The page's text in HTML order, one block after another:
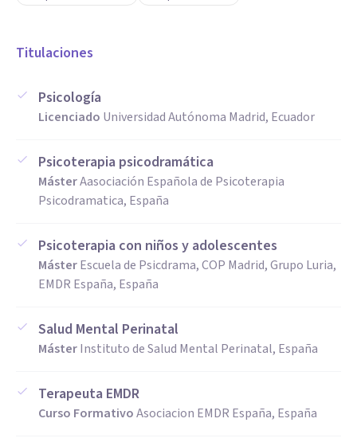
Titulaciones
Psicología
Licenciado Universidad Autónoma Madrid, Ecuador
Psicoterapia psicodramática
MásterAasociación Española de Psicoterapia
Psicodramatica, España
Psicoterapia con niños y adolescentes
MásterEscuela de Psicdrama, COP Madrid, Grupo Luria,
EMDR España, España
Salud Mental Perinatal
MásterInstituto de Salud Mental Perinatal, España
Terapeuta EMDR
Curso FormativoAsociacion EMDR España, España